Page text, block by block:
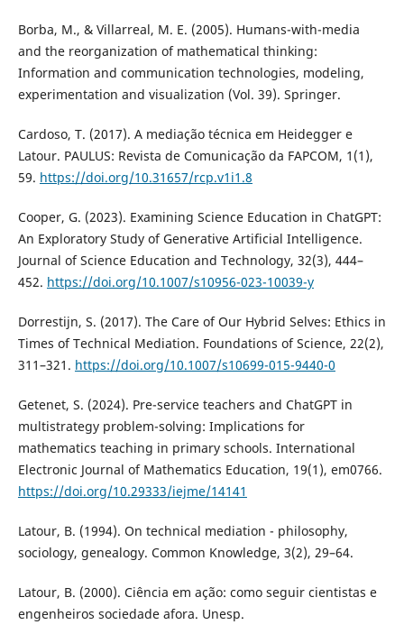
Borba, M., & Villarreal, M. E. (2005). Humans-with-media
and the reorganization of mathematical thinking:
Information and communication technologies, modeling,
experimentation and visualization (Vol. 39). Springer.
Cardoso, T. (2017). A mediação técnica em Heidegger e
Latour. PAULUS: Revista de Comunicação da FAPCOM, 1(1),
59. https://doi.org/10.31657/rcp.v1i1.8
Cooper, G. (2023). Examining Science Education in ChatGPT:
An Exploratory Study of Generative Artificial Intelligence.
Journal of Science Education and Technology, 32(3), 444–
452. https://doi.org/10.1007/s10956-023-10039-y
Dorrestijn, S. (2017). The Care of Our Hybrid Selves: Ethics in
Times of Technical Mediation. Foundations of Science, 22(2),
311–321. https://doi.org/10.1007/s10699-015-9440-0
Getenet, S. (2024). Pre-service teachers and ChatGPT in
multistrategy problem-solving: Implications for
mathematics teaching in primary schools. International
Electronic Journal of Mathematics Education, 19(1), em0766.
https://doi.org/10.29333/iejme/14141
Latour, B. (1994). On technical mediation - philosophy,
sociology, genealogy. Common Knowledge, 3(2), 29–64.
Latour, B. (2000). Ciência em ação: como seguir cientistas e
engenheiros sociedade afora. Unesp.